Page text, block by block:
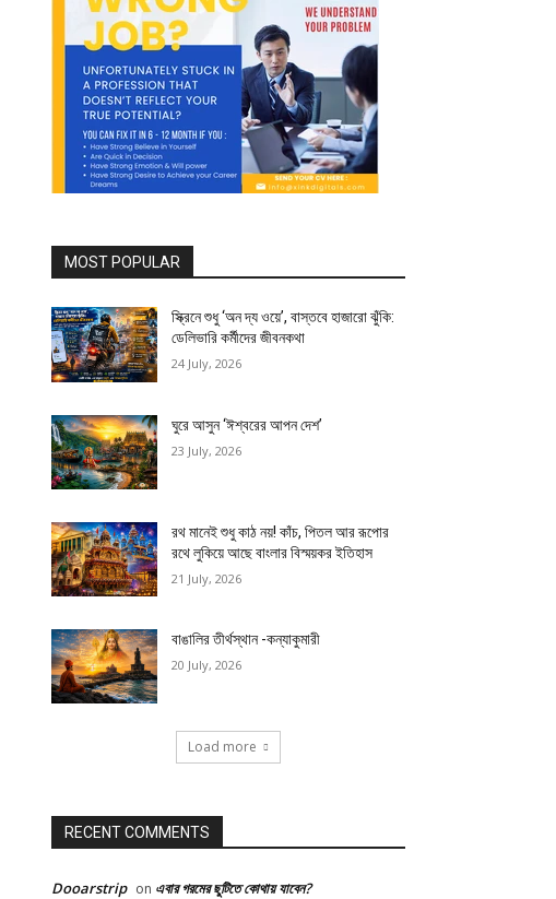
MOST POPULAR
স্ক্রিনে শুধু ‘অন দ্য ওয়ে’, বাস্তবে হাজারো ঝুঁকি:
ডেলিভারি কর্মীদের জীবনকথা
24 July, 2026
ঘুরে আসুন ‘ঈশ্বরের আপন দেশ’
23 July, 2026
রথ মানেই শুধু কাঠ নয়! কাঁচ, পিতল আর রূপোর
রথে লুকিয়ে আছে বাংলার বিস্ময়কর ইতিহাস
21 July, 2026
বাঙালির তীর্থস্থান -কন্যাকুমারী
20 July, 2026
Load more
RECENT COMMENTS
Dooarstrip on এবার গরমের ছুটিতে কোথায় যাবেন?